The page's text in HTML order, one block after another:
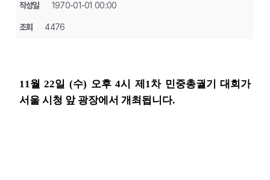
작성일 1970-01-01 00:00
조회 4476
11월 22일 (수) 오후 4시 제1차 민중총궐기 대회가
서울 시청 앞 광장에서 개최됩니다.